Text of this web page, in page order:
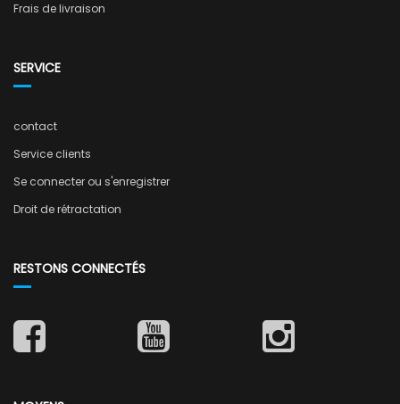
Frais de livraison
SERVICE
contact
Service clients
Se connecter ou s'enregistrer
Droit de rétractation
RESTONS CONNECTÉS